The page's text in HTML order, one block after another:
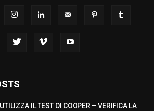
UTILIZZA IL TEST DI COOPER – VERIFICA LA